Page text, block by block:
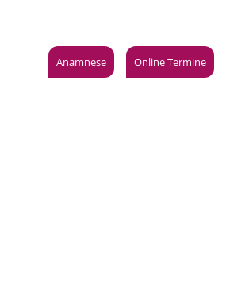
Anamnese Online Termine